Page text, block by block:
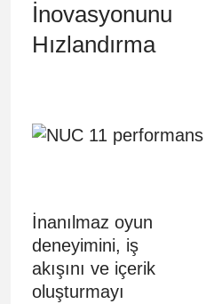
İnovasyonunu
Hızlandırma
İnanılmaz oyun
deneyimini, iş
akışını ve içerik
oluşturmayı